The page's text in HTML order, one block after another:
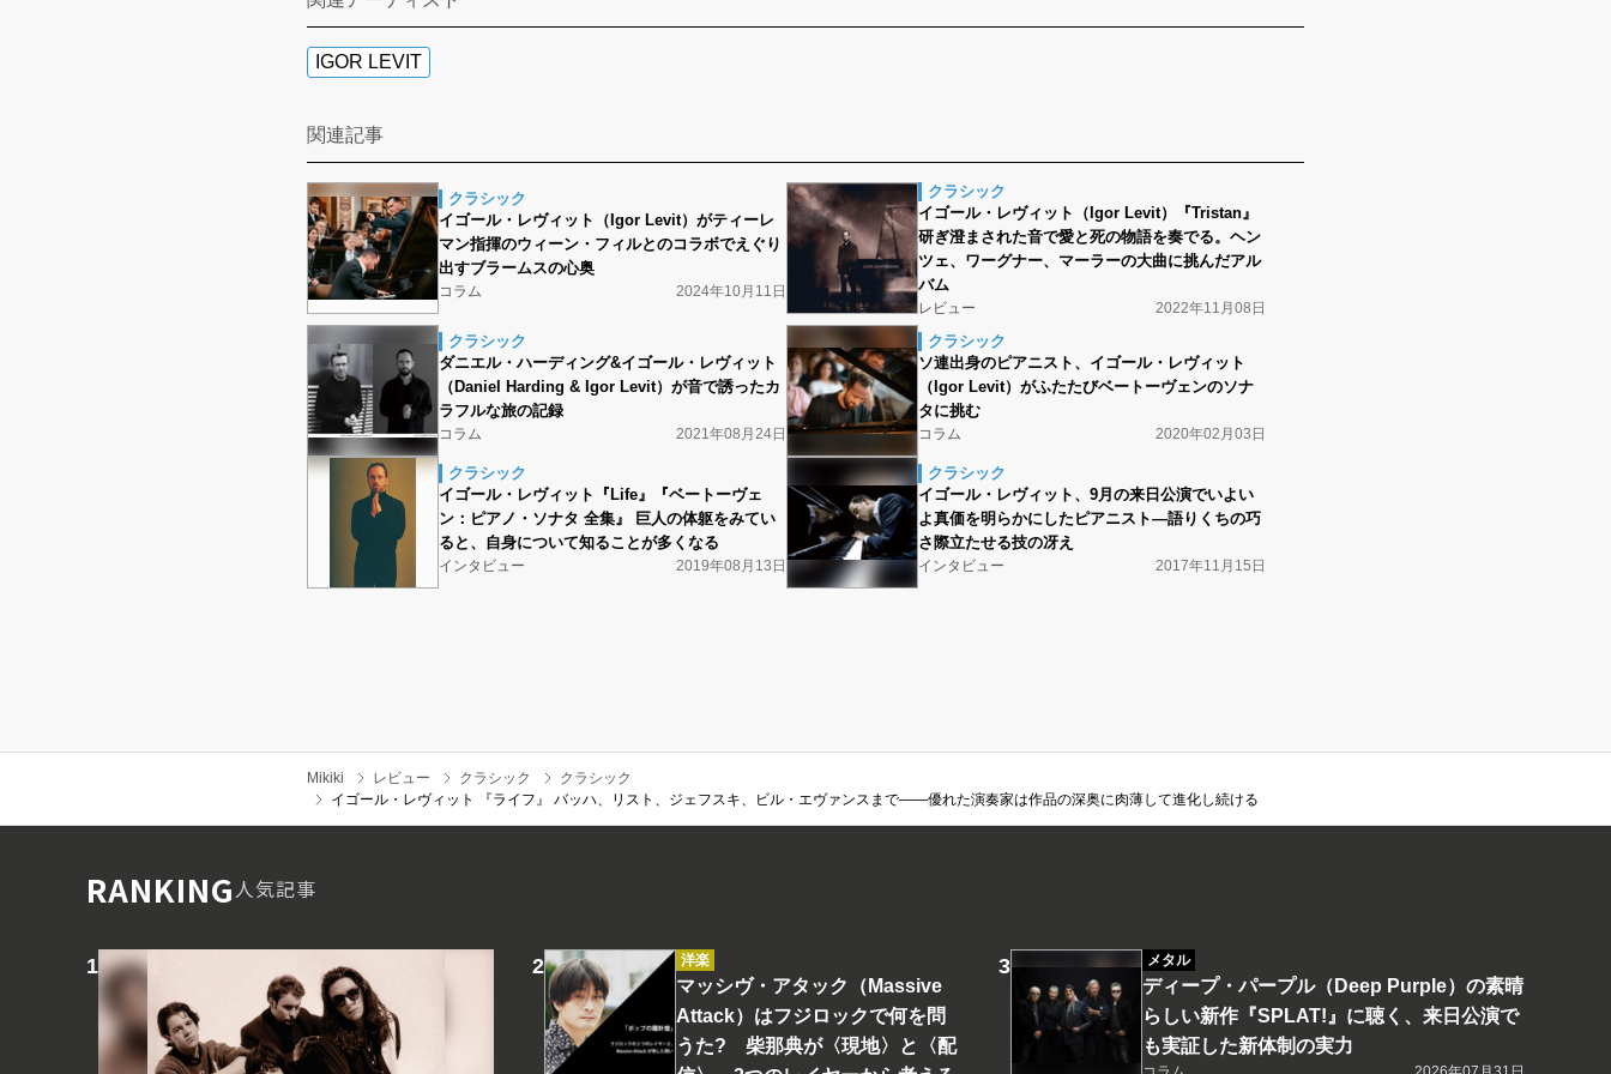
IGOR LEVIT
関連記事
クラシック
イゴール・レヴィット（Igor Levit）がティーレ
マン指揮のウィーン・フィルとのコラボでえぐり
出すブラームスの心奥
コラム 2024年10月11日
クラシック
イゴール・レヴィット（Igor Levit）『Tristan』
研ぎ澄まされた音で愛と死の物語を奏でる。ヘン
ツェ、ワーグナー、マーラーの大曲に挑んだアル
バム
レビュー 2022年11月08日
クラシック
ダニエル・ハーディング&イゴール・レヴィット
（Daniel Harding & Igor Levit）が音で誘ったカ
ラフルな旅の記録
コラム 2021年08月24日
クラシック
ソ連出身のピアニスト、イゴール・レヴィット
（Igor Levit）がふたたびベートーヴェンのソナ
タに挑む
コラム 2020年02月03日
クラシック
イゴール・レヴィット『Life』『ベートーヴェ
ン：ピアノ・ソナタ 全集』 巨人の体躯をみてい
ると、自身について知ることが多くなる
インタビュー 2019年08月13日
クラシック
イゴール・レヴィット、9月の来日公演でいよい
よ真価を明らかにしたピアニスト―語りくちの巧
さ際立たせる技の冴え
インタビュー 2017年11月15日
Mikiki レビュー クラシック
クラシック
イゴール・レヴィット 『ライフ』 バッハ、リスト、ジェフスキ、ビル・エヴァンスまで――優れた演奏家は作品の深奥に肉薄して進化し続ける
RANKING人気記事
洋楽
マッシヴ・アタック（Massive
Attack）はフジロックで何を問
うた? 柴那典が〈現地〉と〈配
メタル
ディープ・パープル（Deep Purple）の素晴
らしい新作『SPLAT!』に聴く、来日公演で
も実証した新体制の実力